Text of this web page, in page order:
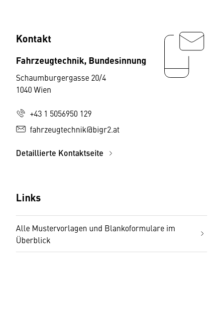
Kontakt
Fahrzeugtechnik, Bundesinnung
Schaumburgergasse 20/4
1040 Wien
+43 1 5056950 129
fahrzeugtechnik@bigr2.at
Detaillierte Kontaktseite
Links
Alle Mustervorlagen und Blankoformulare im
Überblick